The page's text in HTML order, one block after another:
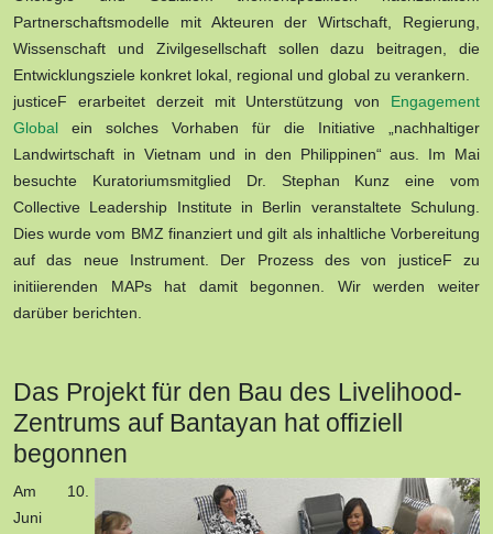
Partnerschaftsmodelle mit Akteuren der Wirtschaft, Regierung,
Wissenschaft und Zivilgesellschaft sollen dazu beitragen, die
Entwicklungsziele konkret lokal, regional und global zu verankern.
justiceF erarbeitet derzeit mit Unterstützung von Engagement
Global ein solches Vorhaben für die Initiative „nachhaltiger
Landwirtschaft in Vietnam und in den Philippinen“ aus. Im Mai
besuchte Kuratoriumsmitglied Dr. Stephan Kunz eine vom
Collective Leadership Institute in Berlin veranstaltete Schulung.
Dies wurde vom BMZ finanziert und gilt als inhaltliche Vorbereitung
auf das neue Instrument. Der Prozess des von justiceF zu
initiierenden MAPs hat damit begonnen. Wir werden weiter
darüber berichten.
Das Projekt für den Bau des Livelihood-
Zentrums auf Bantayan hat offiziell
begonnen
Am 10.
Juni